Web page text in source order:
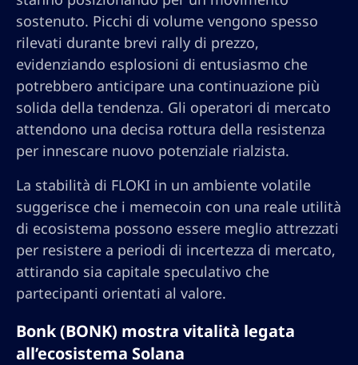
sostenuto. Picchi di volume vengono spesso
rilevati durante brevi rally di prezzo,
evidenziando esplosioni di entusiasmo che
potrebbero anticipare una continuazione più
solida della tendenza. Gli operatori di mercato
attendono una decisa rottura della resistenza
per innescare nuovo potenziale rialzista.
La stabilità di FLOKI in un ambiente volatile
suggerisce che i memecoin con una reale utilità
di ecosistema possono essere meglio attrezzati
per resistere a periodi di incertezza di mercato,
attirando sia capitale speculativo che
partecipanti orientati al valore.
Bonk (BONK) mostra vitalità legata
all’ecosistema Solana